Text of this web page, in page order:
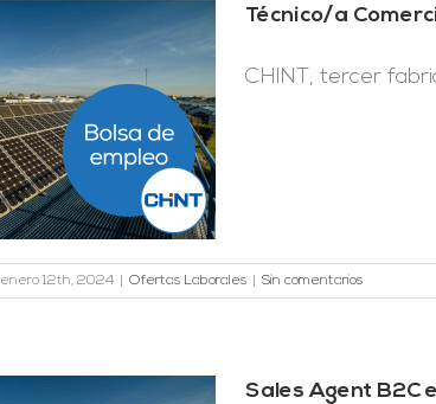
Técnico/a
CHINT, tercer
enero 12th, 2024 Ofertas Laborales Sin comentarios
Sales Agent B2C